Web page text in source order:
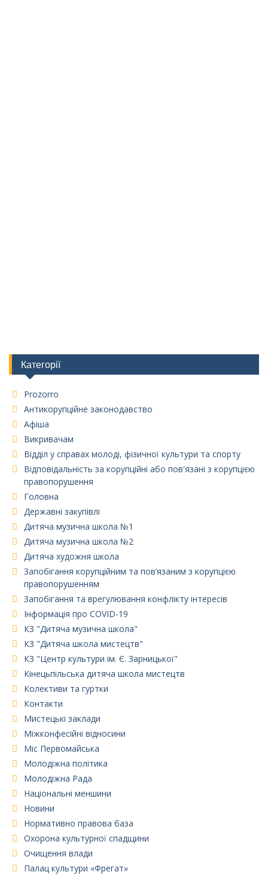
Категорії
Prozorro
Антикорупційне законодавство
Афіша
Викривачам
Відділ у справах молоді, фізичної культури та спорту
Відповідальність за корупційні або пов'язані з корупцією
правопорушення
Головна
Державні закупівлі
Дитяча музична школа №1
Дитяча музична школа №2
Дитяча художня школа
Запобігання корупційним та пов’язаним з корупцією
правопорушенням
Запобігання та врегулювання конфлікту інтересів
Інформація про COVID-19
КЗ "Дитяча музична школа"
КЗ "Дитяча школа мистецтв"
КЗ "Центр культури ім. Є. Зарницької"
Кінецьпільська дитяча школа мистецтв
Колективи та гуртки
Контакти
Мистецькі заклади
Міжконфесійні відносини
Міс Первомайська
Молодіжна політика
Молодіжна Рада
Національні меншини
Новини
Нормативно правова база
Охорона культурної спадщини
Очищення влади
Палац культури «Фрегат»